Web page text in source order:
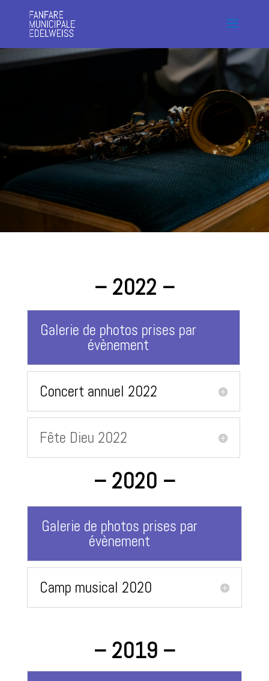
– 2022 –
Galerie de photos prises par
évènement
Concert annuel 2022
Fête Dieu 2022
– 2020 –
Galerie de photos prises par
évènement
Camp musical 2020
– 2019 –